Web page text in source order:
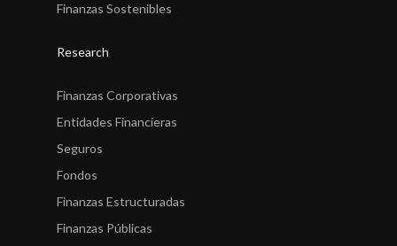
Finanzas Sostenibles
Research
Finanzas Corporativas
Entidades Financieras
Seguros
Fondos
Finanzas Estructuradas
Finanzas Públicas